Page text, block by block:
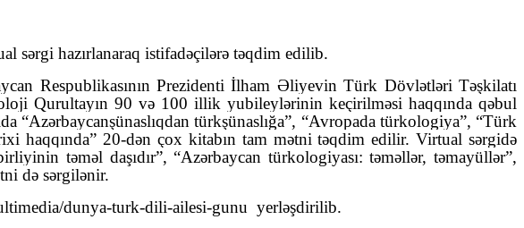
sərgi hazırlanaraq istifadəçilərə təqdim edilib.
Respublikasının Prezidenti İlham Əliyevin Türk Dövlətləri Təşkilatı
Qurultayın 90 və 100 illik yubileylərinin keçirilməsi haqqında qəbul
“Azərbaycanşünaslıqdan türkşünaslığa”, “Avropada türkologiya”, “Türk
haqqında” 20-dən çox kitabın tam mətni təqdim edilir. Virtual sərgidə
təməl daşıdır”, “Azərbaycan türkologiyası: təməllər, təmayüllər”,
də sərgilənir.
dunya-turk-dili-ailesi-gunu yerləşdirilib.